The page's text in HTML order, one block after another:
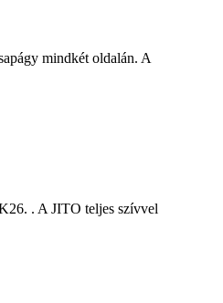
mindkét oldalán. A
. A JITO teljes szívvel